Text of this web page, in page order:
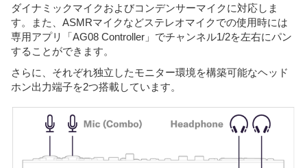
ダイナミックマイクおよびコンデンサーマイクに対応しま
す。また、ASMRマイクなどステレオマイクでの使用時には
専用アプリ「AG08 Controller」でチャンネル1/2を左右にパン
することができます。
さらに、それぞれ独立したモニター環境を構築可能なヘッド
ホン出力端子を2つ搭載しています。